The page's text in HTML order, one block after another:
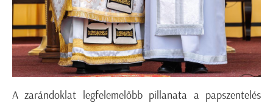
A zarándoklat legfelemelőbb pillanata a papszentelés